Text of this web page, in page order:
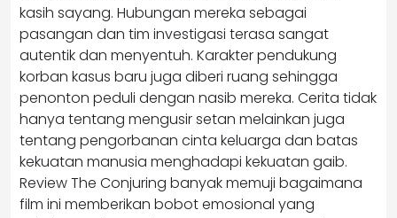
kasih sayang. Hubungan mereka sebagai
pasangan dan tim investigasi terasa sangat
autentik dan menyentuh. Karakter pendukung
korban kasus baru juga diberi ruang sehingga
penonton peduli dengan nasib mereka. Cerita tidak
hanya tentang mengusir setan melainkan juga
tentang pengorbanan cinta keluarga dan batas
kekuatan manusia menghadapi kekuatan gaib.
Review The Conjuring banyak memuji bagaimana
film ini memberikan bobot emosional yang